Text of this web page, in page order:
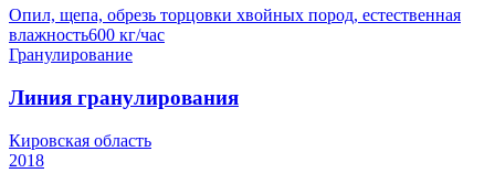
Опил, щепа, обрезь торцовки хвойных пород, естественная
влажность600 кг/час
Гранулирование
Линия гранулирования
Кировская область
2018